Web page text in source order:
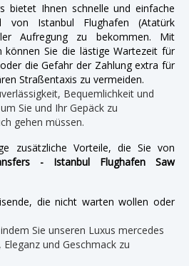
bietet Ihnen schnelle und einfache
von Istanbul Flughafen (Atatürk
Aufregung zu bekommen. Mit
können Sie die lästige Wartezeit für
die Gefahr der Zahlung extra für
Straßentaxis zu vermeiden.
Bequemlichkeit und
Sie und Ihr Gepäck zu
gehen müssen.
zusätzliche Vorteile, die Sie von
- Istanbul Flughafen Saw
die nicht warten wollen oder
Sie unseren Luxus mercedes
und Geschmack zu